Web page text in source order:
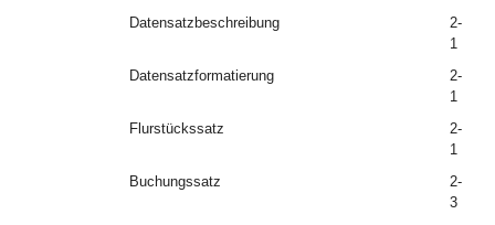
Datensatzbeschreibung
2-
1
Datensatzformatierung
2-
1
Flurstückssatz
2-
1
Buchungssatz
2-
3